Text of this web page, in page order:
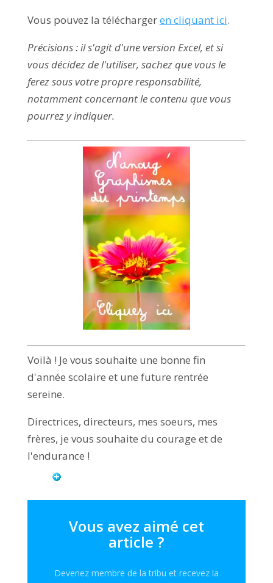
Vous pouvez la téléchargeren cliquant ici.
Précisions : il s'agit d'une version Excel, et si
vous décidez de l'utiliser, sachez que vous le
ferez sous votre propre responsabilité,
notamment concernant le contenu que vous
pourrez y indiquer.
Voilà ! Je vous souhaite une bonne fin
d'année scolaire et une future rentrée
sereine.
Directrices, directeurs, mes soeurs, mes
frères, je vous souhaite du courage et de
l'endurance !
Vous avez aimé cet
article ?
Devenez membre de la tribu et recevez la